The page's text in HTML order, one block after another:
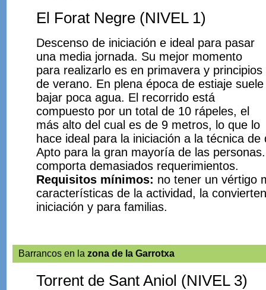
El Forat Negre (NIVEL 1)
Descenso de iniciación e ideal para pasar
una media jornada. Su mejor momento
para realizarlo es en primavera y principios
de verano. En plena época de estiaje suele
bajar poca agua. El recorrido está
compuesto por un total de 10 rápeles, el
más alto del cual es de 9 metros, lo que lo
hace ideal para la iniciación a la técnica
Apto para la gran mayoría de las
comporta demasiados requerimientos.
Requisitos mínimos: no tener un vértigo
características de la actividad, la
iniciación y para familias.
Barrancos en la zona de la Garrotxa
Torrent de Sant Aniol (NIVEL 3)